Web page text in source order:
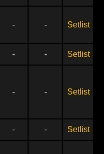
- - Setlist
- - Setlist
- - Setlist
- - Setlist